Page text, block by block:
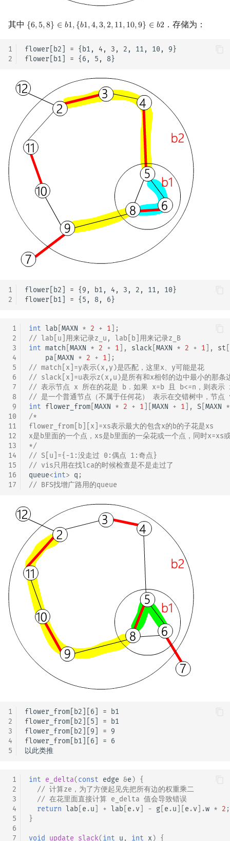
其中 {6,5,8} ∈ 𝑏1,{𝑏1,4,3,2,11,10,9} ∈ 𝑏2
{6,5,8}∈ b1 ,{b1,4,3,2,11,10 9}∈b2 ．存储为：
1
2
flower[b2] = {b1, 4, 3, 2, 11, 10, 9}
1
2
flower[b2] = {9, b1, 4, 3, 2, 11, 10}
1
2
3
4
5
6
7
8
9
10
11
12
13
14
15
16
17
int lab MAXN * 2 + 1 ];
// lab[u]用来记录z_u, lab[b]用来记录z_B
int match MAXN * 2 + 1 ], slack MAXN * 2 + 1 ], st
pa MAXN * 2 + 1 ];
// match[x]=y表示(x,y)是匹配，这里x、y可能是花
// slack[x]=u表示z(x,u)是所有和x相邻的边中最小的那条
// 表示节点 x 所在的花是 b．如果 x=b 且 b<=n，则表示
// 是一个普通节点（不属于任何花） 表示在交错树中，节
int flower_from MAXN * 2 + 1 MAXN + 1 ], S MAXN *
/*
flower_from[b][x]=xs表示最大的包含x的b的子花是xs
x是b里面的一个点，xs是b里面的一朵花或一个点，同时x=xs
*/
// S[u]={-1:没走过 0:偶点 1:奇点}
// vis只用在找lca的时候检查是不是走过了
queue<int> q ;
// BFS找增广路用的queue
1
2
3
4
5
flower_from[b2][6] = b1
flower_from[b2][5] = b1
flower_from[b2][9] = 9
flower_from[b1][6] = 6
1
2
3
4
5
6
7
int e_delta(const edge &e) {
// 计算ze，为了方便起见先把所有边的权重乘二
// 在花里面直接计算 e_delta 值会导致错误
return lab e .u + lab e .v - g e .u e .v ].w * 2 ;
}
void update_slack(int u , int x) {